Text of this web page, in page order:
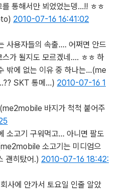
를 통해서만 뵈었었는뎅...!! ㅎㅎ
2010-07-16 16:41:02
사용자들의 속출…. 어쩌면 안드
스가 될지도 모르겠네…. ㅎㅎ 하
밖에 없는 이유 중 하나는…(me
SKT 통메...) 2010-07-16 1
(me2mobile 바지가 척척 붙어주
소고기 구워먹고… 아니면 팔도
소고기는 미디엄으
괜히탔어.) 2010-07-16 18:42:
사에 안가서 토요일 인줄 알았